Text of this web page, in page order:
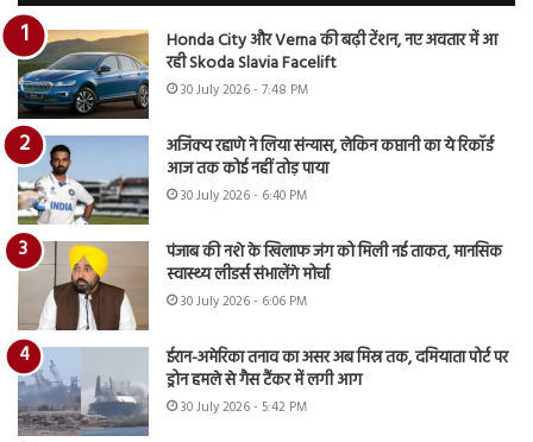
Honda City और Verna की बढ़ी टेंशन, नए अवतार में आ
रही Skoda Slavia Facelift
30 July 2026 - 7:48 PM
अजिंक्य रहाणे ने लिया संन्यास, लेकिन कप्तानी का ये रिकॉर्ड
आज तक कोई नहीं तोड़ पाया
30 July 2026 - 6:40 PM
पंजाब की नशे के खिलाफ जंग को मिली नई ताकत, मानसिक
स्वास्थ्य लीडर्स संभालेंगे मोर्चा
30 July 2026 - 6:06 PM
ईरान-अमेरिका तनाव का असर अब मिस्र तक, दमियाता पोर्ट पर
ड्रोन हमले से गैस टैंकर में लगी आग
30 July 2026 - 5:42 PM